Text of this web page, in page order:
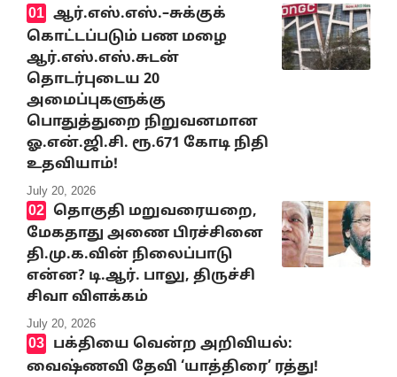
ஆர்.எஸ்.எஸ்.–சுக்குக்
கொட்டப்படும் பண மழை
ஆர்.எஸ்.எஸ்.சுடன்
தொடர்புடைய 20
அமைப்புகளுக்கு
பொதுத்துறை நிறுவனமான
ஓ.என்.ஜி.சி. ரூ.671 கோடி நிதி
உதவியாம்!
July 20, 2026
தொகுதி மறுவரையறை,
மேகதாது அணை பிரச்சினை
தி.மு.க.வின் நிலைப்பாடு
என்ன? டி.ஆர். பாலு, திருச்சி
சிவா விளக்கம்
July 20, 2026
பக்தியை வென்ற அறிவியல்:
வைஷ்ணவி தேவி ‘யாத்திரை’ ரத்து!